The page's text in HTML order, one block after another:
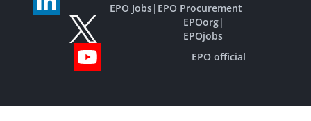
EPO Jobs| EPO Procurement
EPOorg|
EPOjobs
EPO official